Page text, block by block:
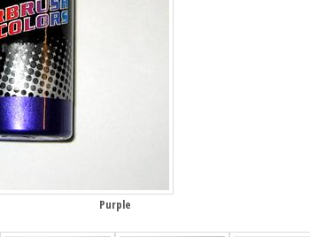
Purple